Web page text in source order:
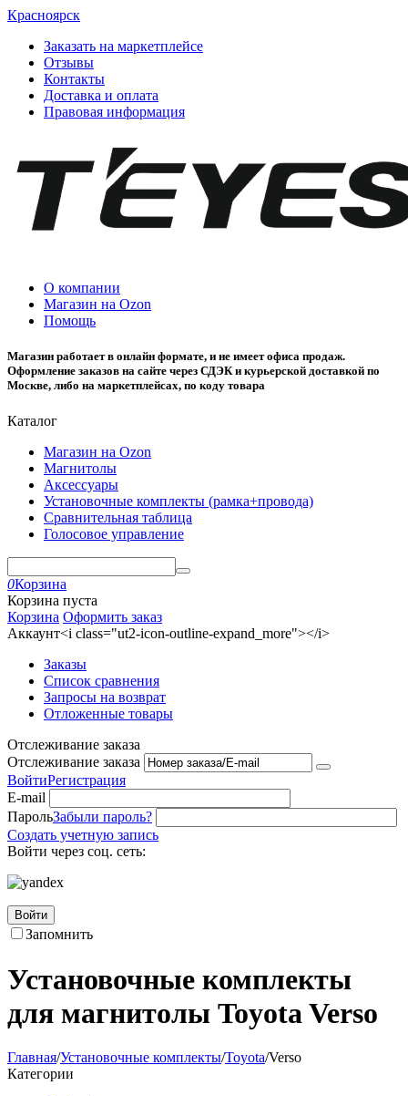
Красноярск
Заказать на маркетплейсе
Отзывы
Контакты
Доставка и оплата
Правовая информация
О компании
Магазин на Ozon
Помощь
Магазин работает в онлайн формате, и не имеет офиса продаж.
Оформление заказов на сайте через СДЭК и курьерской доставкой по
Москве, либо на маркетплейсах, по коду товара
Каталог
Магазин на Ozon
Магнитолы
Аксессуары
Установочные комплекты (рамка+провода)
Сравнительная таблица
Голосовое управление
0Корзина
Корзина пуста
Корзина Оформить заказ
Аккаунт<i class="ut2-icon-outline-expand_more"></i>
Заказы
Список сравнения
Запросы на возврат
Отложенные товары
Отслеживание заказа
Отслеживание заказа
ВойтиРегистрация
E-mail
ПарольЗабыли пароль?
Создать учетную запись
Войти через соц. сеть:
Войти
Запомнить
Установочные комплекты
для магнитолы Toyota Verso
Главная/Установочные комплекты/Toyota/Verso
Категории